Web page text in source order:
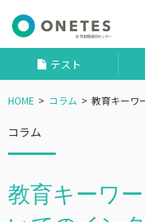
テスト
HOME コラム 教育キーワ
コラム
教育キーワ